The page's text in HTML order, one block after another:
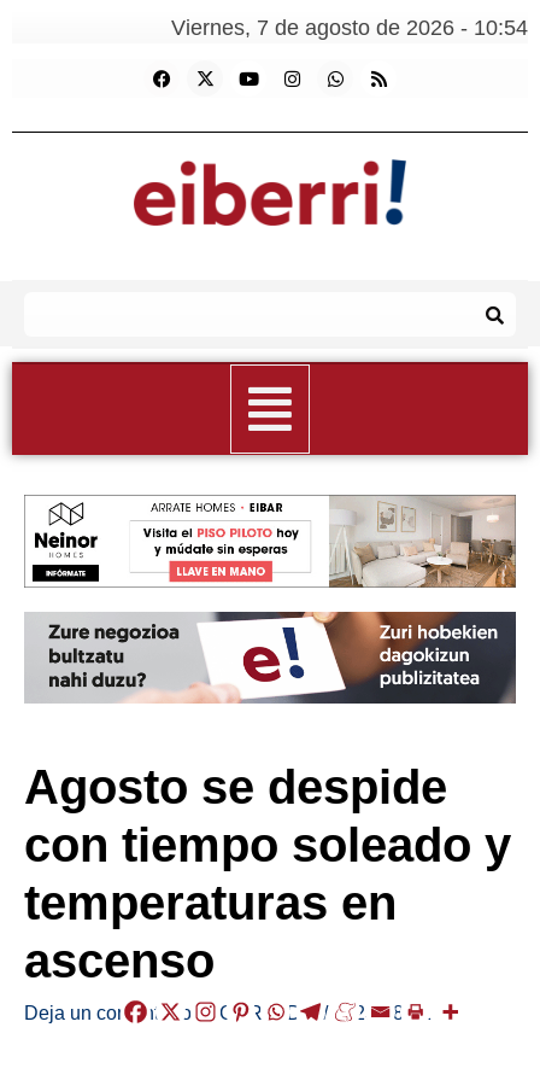
Viernes, 7 de agosto de 2026 - 10:54
Agosto se despide
con tiempo soleado y
temperaturas en
ascenso
Deja un comentario /EGURALDIA/ 2023-08-31